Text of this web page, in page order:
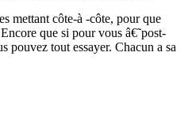
mettant côte-à -côte, pour que
que si pour vous â€˜post-
pouvez tout essayer. Chacun a sa